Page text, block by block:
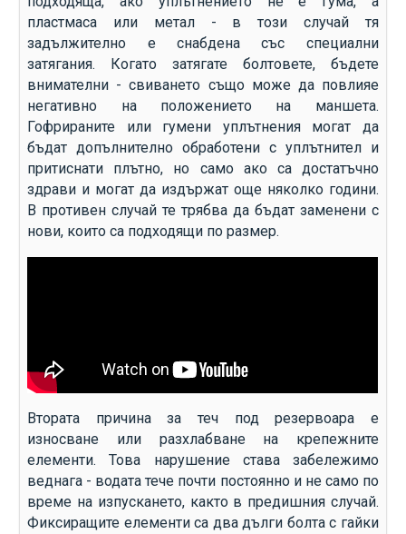
пластмаса или метал - в този случай тя
задължително е снабдена със специални
затягания. Когато затягате болтовете, бъдете
внимателни - свиването също може да повлияе
негативно на положението на маншета.
Гофрираните или гумени уплътнения могат да
бъдат допълнително обработени с уплътнител и
притиснати плътно, но само ако са достатъчно
здрави и могат да издържат още няколко години.
В противен случай те трябва да бъдат заменени с
нови, които са подходящи по размер.
Втората причина за теч под резервоара е
износване или разхлабване на крепежните
елементи. Това нарушение става забележимо
веднага - водата тече почти постоянно и не само по
време на изпускането, както в предишния случай.
Фиксиращите елементи са два дълги болта с гайки